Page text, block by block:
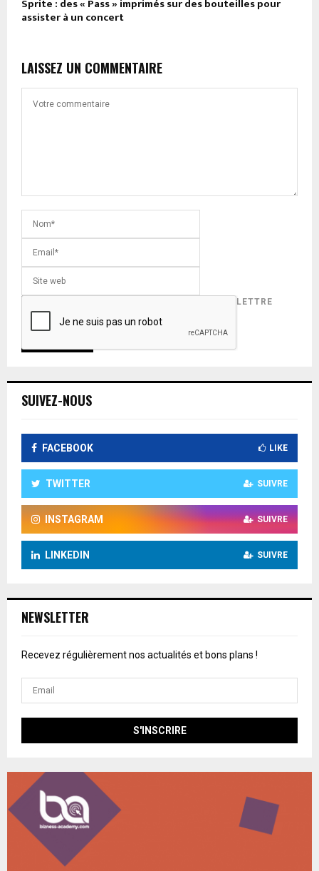
Sprite : des « Pass » imprimés sur des bouteilles pour
assister à un concert
LAISSEZ UN COMMENTAIRE
INSCRIVEZ-VOUS POUR RECEVOIR NOTRE LETTRE
D'INFORMATION !
SUIVEZ-NOUS
FACEBOOK LIKE
TWITTER SUIVRE
INSTAGRAM SUIVRE
LINKEDIN SUIVRE
NEWSLETTER
Recevez régulièrement nos actualités et bons plans !